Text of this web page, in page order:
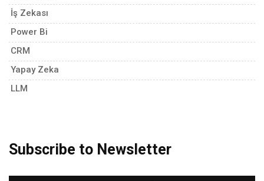
İş Zekası
Power Bi
CRM
Yapay Zeka
LLM
Subscribe to Newsletter